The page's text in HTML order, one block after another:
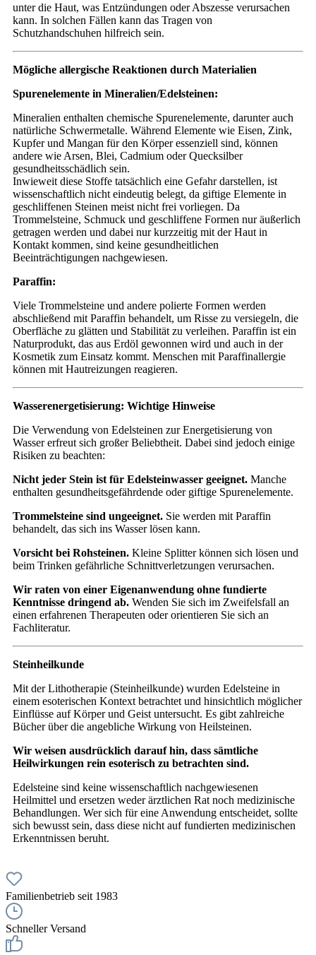
unter die Haut, was Entzündungen oder Abszesse verursachen
kann. In solchen Fällen kann das Tragen von
Schutzhandschuhen hilfreich sein.
Mögliche allergische Reaktionen durch Materialien
Spurenelemente in Mineralien/Edelsteinen:
Mineralien enthalten chemische Spurenelemente, darunter auch
natürliche Schwermetalle. Während Elemente wie Eisen, Zink,
Kupfer und Mangan für den Körper essenziell sind, können
andere wie Arsen, Blei, Cadmium oder Quecksilber
gesundheitsschädlich sein.
Inwieweit diese Stoffe tatsächlich eine Gefahr darstellen, ist
wissenschaftlich nicht eindeutig belegt, da giftige Elemente in
geschliffenen Steinen meist nicht frei vorliegen. Da
Trommelsteine, Schmuck und geschliffene Formen nur äußerlich
getragen werden und dabei nur kurzzeitig mit der Haut in
Kontakt kommen, sind keine gesundheitlichen
Beeinträchtigungen nachgewiesen.
Paraffin:
Viele Trommelsteine und andere polierte Formen werden
abschließend mit Paraffin behandelt, um Risse zu versiegeln, die
Oberfläche zu glätten und Stabilität zu verleihen. Paraffin ist ein
Naturprodukt, das aus Erdöl gewonnen wird und auch in der
Kosmetik zum Einsatz kommt. Menschen mit Paraffinallergie
können mit Hautreizungen reagieren.
Wasserenergetisierung: Wichtige Hinweise
Die Verwendung von Edelsteinen zur Energetisierung von
Wasser erfreut sich großer Beliebtheit. Dabei sind jedoch einige
Risiken zu beachten:
Nicht jeder Stein ist für Edelsteinwasser geeignet. Manche
enthalten gesundheitsgefährdende oder giftige Spurenelemente.
Trommelsteine sind ungeeignet. Sie werden mit Paraffin
behandelt, das sich ins Wasser lösen kann.
Vorsicht bei Rohsteinen. Kleine Splitter können sich lösen und
beim Trinken gefährliche Schnittverletzungen verursachen.
Wir raten von einer Eigenanwendung ohne fundierte
Kenntnisse dringend ab. Wenden Sie sich im Zweifelsfall an
einen erfahrenen Therapeuten oder orientieren Sie sich an
Fachliteratur.
Steinheilkunde
Mit der Lithotherapie (Steinheilkunde) wurden Edelsteine in
einem esoterischen Kontext betrachtet und hinsichtlich möglicher
Einflüsse auf Körper und Geist untersucht. Es gibt zahlreiche
Bücher über die angebliche Wirkung von Heilsteinen.
Wir weisen ausdrücklich darauf hin, dass sämtliche
Heilwirkungen rein esoterisch zu betrachten sind.
Edelsteine sind keine wissenschaftlich nachgewiesenen
Heilmittel und ersetzen weder ärztlichen Rat noch medizinische
Behandlungen. Wer sich für eine Anwendung entscheidet, sollte
sich bewusst sein, dass diese nicht auf fundierten medizinischen
Erkenntnissen beruht.
Familienbetrieb seit 1983
Schneller Versand